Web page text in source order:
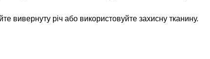
вивернуту річ або використовуйте захисну тканину.